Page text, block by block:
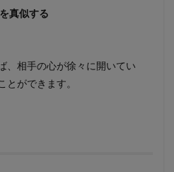
真似する
、相手の心が徐々に開いてい
とができます。